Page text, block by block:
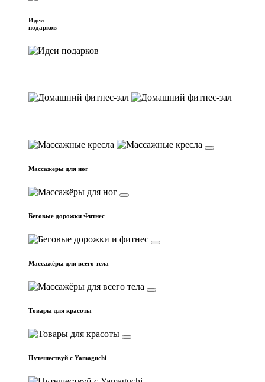
Идеи
подарков
Массажёры для ног
Беговые дорожки Фитнес
Массажёры для всего тела
Товары для красоты
Путешествуй с Yamaguchi